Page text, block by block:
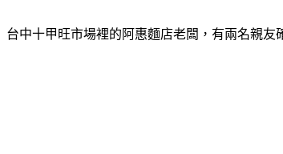
台中十甲旺市場裡的阿惠麵店老闆，有兩名親友